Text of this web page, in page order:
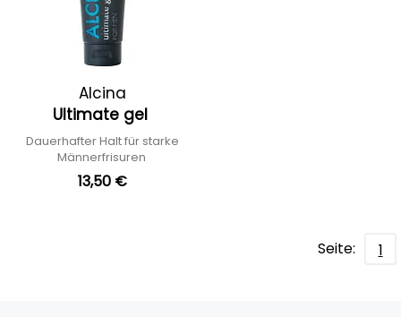
Alcina
Ultimate gel
Dauerhafter Halt für starke
Männerfrisuren
13,50 €
Seite: 1